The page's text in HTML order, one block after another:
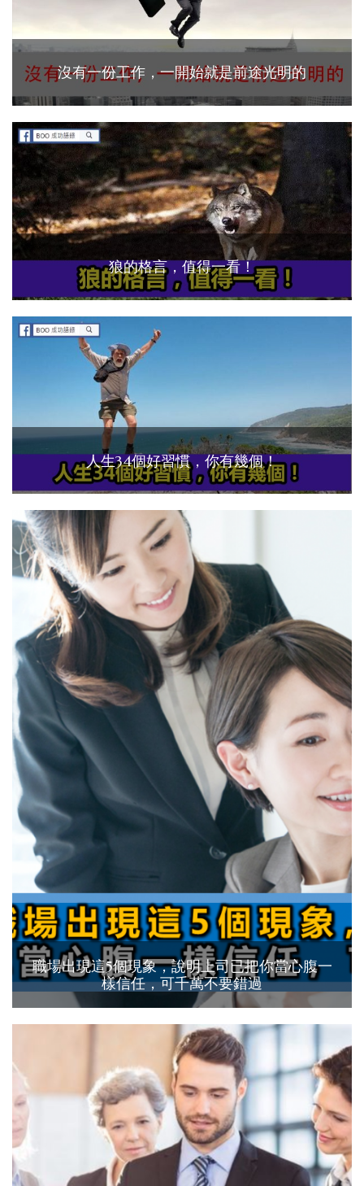
沒有一份工作，一開始就是前途光明的
狼的格言，值得一看！
人生34個好習慣，你有幾個！
職場出現這5個現象，說明上司已把你當心腹一
樣信任，可千萬不要錯過